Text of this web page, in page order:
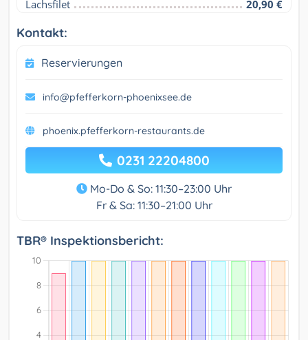
Lachsfilet
20,90 €
Kontakt:
Reservierungen
info@pfefferkorn-phoenixsee.de
phoenix.pfefferkorn-restaurants.de
0231 22204800
Mo-Do & So: 11:30–23:00 Uhr
Fr & Sa: 11:30–21:00 Uhr
TBR® Inspektionsbericht: